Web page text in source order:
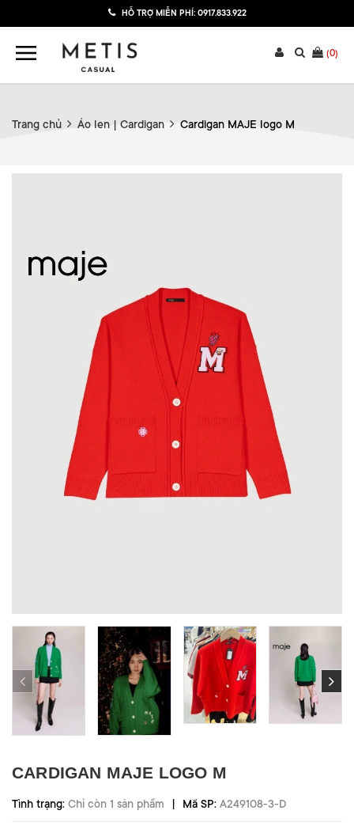
HỖ TRỢ MIỄN PHÍ: 0917.833.922
(0)
Trang chủ Áo len | Cardigan Cardigan MAJE logo M
CARDIGAN MAJE LOGO M
Tình trạng: Chỉ còn 1 sản phẩm | Mã SP: A249108-3-D